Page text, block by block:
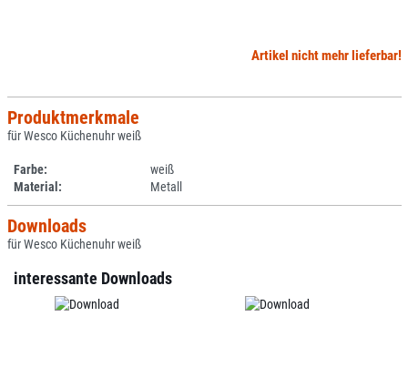
Artikel nicht mehr lieferbar!
Produktmerkmale
für Wesco Küchenuhr weiß
Farbe:
weiß
Material:
Metall
Downloads
für Wesco Küchenuhr weiß
interessante Downloads